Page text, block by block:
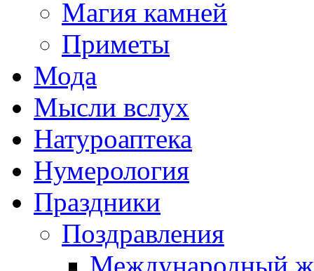
Магия камней
Приметы
Мода
Мысли вслух
Натуроаптека
Нумерология
Праздники
Поздравления